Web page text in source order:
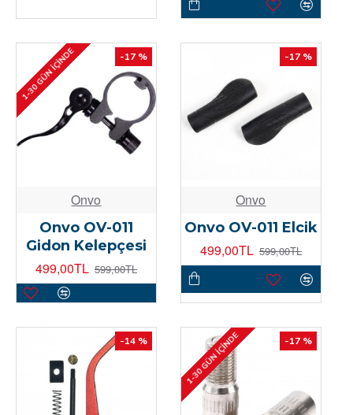
-17 %
1-30 GÜN İÇINDE
Onvo
Onvo OV-011
Gidon Kelepçesi
499,00TL 599,00TL
-17 %
Onvo
Onvo OV-011 Elcik
499,00TL 599,00TL
-14 % -17 %
1-30 GÜN İÇINDE